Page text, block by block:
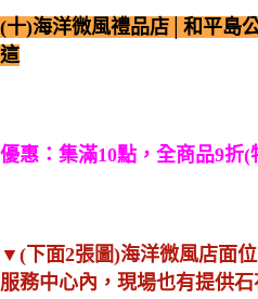
(十)海洋微風禮品店│和平島
這
優惠：集滿10點，全商品9折(
▼(下面2張圖)海洋微風店面
服務中心內，現場也有提供